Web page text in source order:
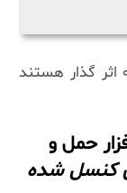
اثر گذار هستند
حمل و
کنسل شده